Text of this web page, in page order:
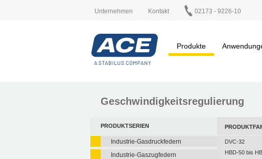
Unternehmen Kontakt 02173 - 9226-10
Produkte
Geschwindigkeitsregulierung
PRODUKTSERIEN
Industrie-Gasdruckfedern
Industrie-Gaszugfedern
DVC-32
HBD-50 bis